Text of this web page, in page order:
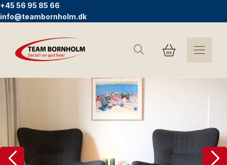
+45 56 95 85 66
info@teambornholm.dk
Søg